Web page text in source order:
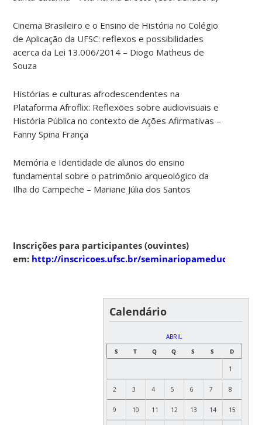
Cinema Brasileiro e o Ensino de História no Colégio
de Aplicação da UFSC: reflexos e possibilidades
acerca da Lei 13.006/2014 – Diogo Matheus de
Souza
Histórias e culturas afrodescendentes na
Plataforma Afroflix: Reflexões sobre audiovisuais e
História Pública no contexto de Ações Afirmativas –
Fanny Spina França
Memória e Identidade de alunos do ensino
fundamental sobre o patrimônio arqueológico da
Ilha do Campeche – Mariane Júlia dos Santos
Inscrições para participantes (ouvintes)
em: http://inscricoes.ufsc.br/seminariopameduc2018
Calendário
ABRIL
S
T Q Q S S D
1
2 3 4 5 6 7 8
9 10 11 12 13 14 15